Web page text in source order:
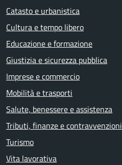
Catasto e urbanistica
Cultura e tempo libero
Educazione e formazione
Giustizia e sicurezza pubblica
Imprese e commercio
Mobilità e trasporti
Salute, benessere e assistenza
Tributi, finanze e contravvenzioni
Turismo
Vita lavorativa